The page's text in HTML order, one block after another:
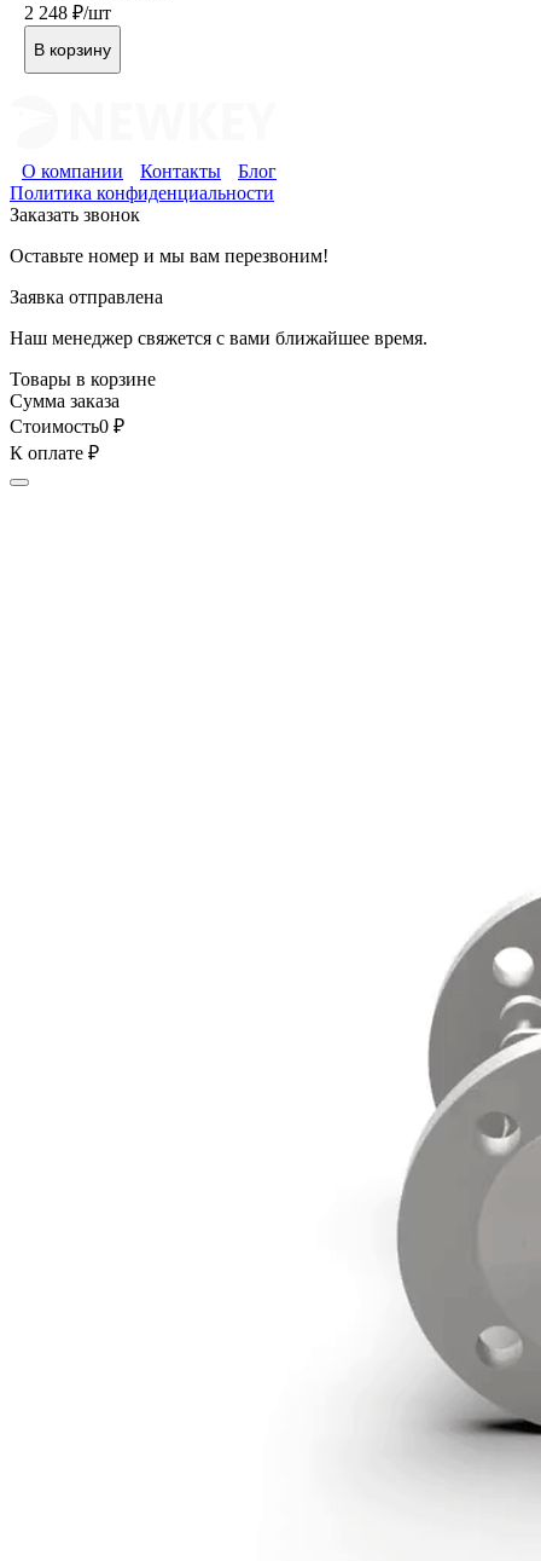
2 248 ₽/шт
В корзину
О компании Контакты
Блог
Политика конфиденциальности
Заказать звонок
Оставьте номер и мы вам перезвоним!
Заявка отправлена
Наш менеджер свяжется с вами ближайшее время.
Товары в корзине
Сумма заказа
Стоимость0 ₽
К оплате ₽